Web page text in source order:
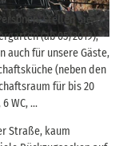
stellen Sie
(ab 05/2019),
auch für unsere Gäste,
(neben den
für bis 20
WC, ...
Straße, kaum